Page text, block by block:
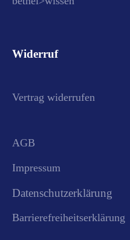
Widerruf
Vertrag widerrufen
AGB
Impressum
Datenschutzerklärung
Barrierefreiheitserklärung